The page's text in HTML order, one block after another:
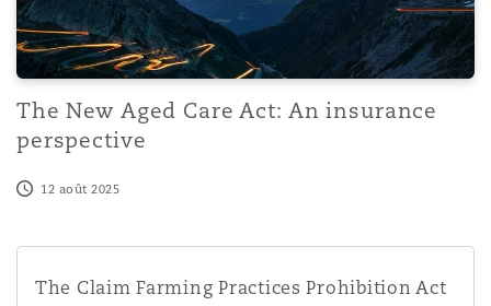
The New Aged Care Act: An insurance
perspective
12 août 2025
The Claim Farming Practices Prohibition Act